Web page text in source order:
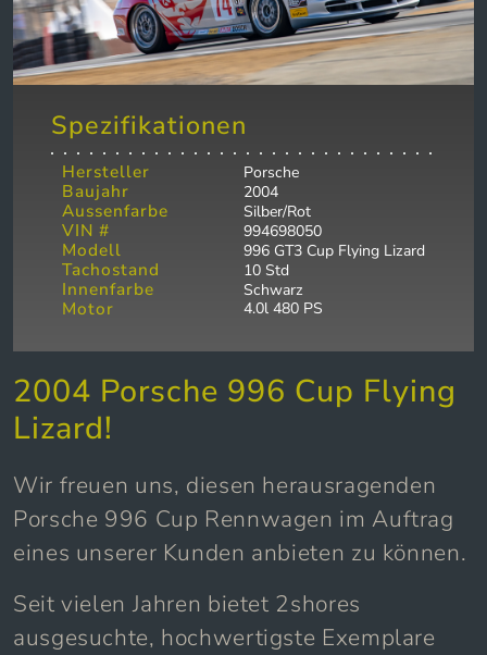
Spezifikationen
Hersteller
Baujahr
Aussenfarbe
VIN #
Modell
Tachostand
Innenfarbe
Motor
Porsche
2004
Silber/Rot
994698050
996 GT3 Cup Flying Lizard
10 Std
Schwarz
4.0l 480 PS
2004 Porsche 996 Cup Flying
Lizard!
Wir freuen uns, diesen herausragenden
Porsche 996 Cup Rennwagen im Auftrag
eines unserer Kunden anbieten zu können.
Seit vielen Jahren bietet 2shores
ausgesuchte, hochwertigste Exemplare